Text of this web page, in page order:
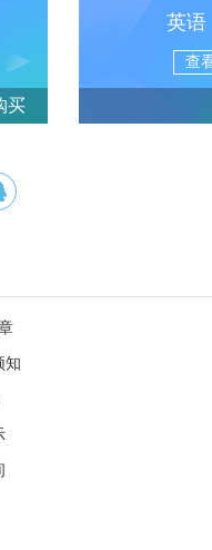
买
英语
查
知